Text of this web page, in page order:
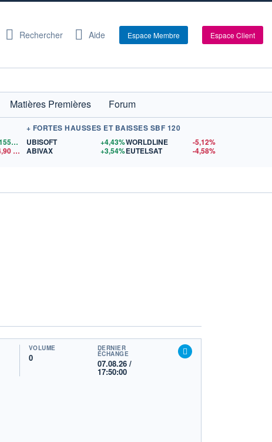
Rechercher Aide Espace Membre Espace Client
Matières Premières
Forum
1,1559$US
+ FORTES HAUSSES ET BAISSES SBF 120
UBISOFT
+4,43%
ABIVAX
+3,54%
WORLDLINE
-5,12%
EUTELSAT
-4,58%
VOLUME
0
DERNIER
ÉCHANGE
07.08.26 /
17:50:00